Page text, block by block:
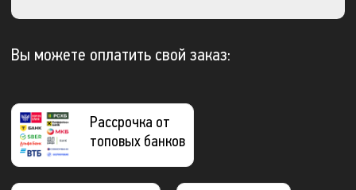
Вы можете оплатить свой заказ:
Рассрочка от
топовых банков